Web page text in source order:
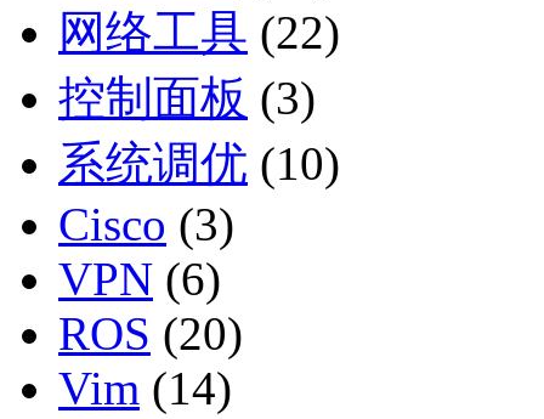
网络工具 (22)
控制面板 (3)
系统调优 (10)
Cisco (3)
VPN (6)
ROS (20)
Vim (14)